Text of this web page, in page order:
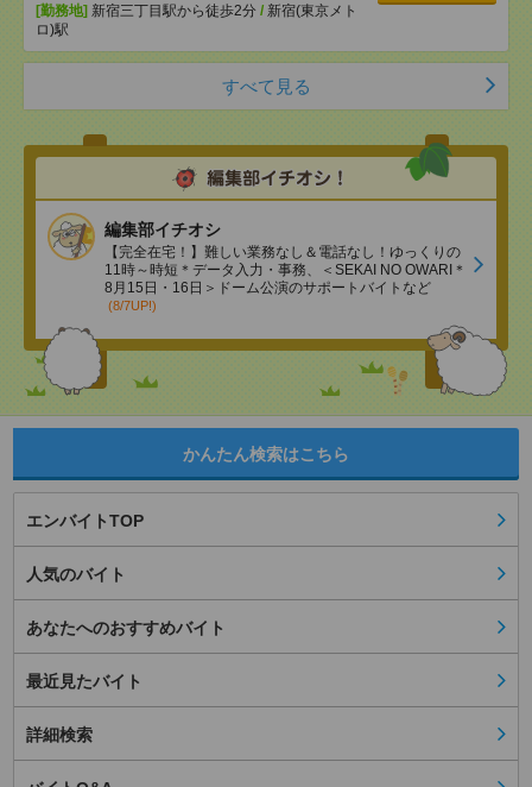
[勤務地] 新宿三丁目駅から徒歩2分 / 新宿(東京メト
ロ)駅
すべて見る
編集部イチオシ
【完全在宅！】難しい業務なし＆電話なし！ゆっくりの
11時～時短＊データ入力・事務、＜SEKAI NO OWARI＊
8月15日・16日＞ドーム公演のサポートバイトなど
(8/7UP!)
かんたん検索はこちら
エンバイトTOP
人気のバイト
あなたへのおすすめバイト
最近見たバイト
詳細検索